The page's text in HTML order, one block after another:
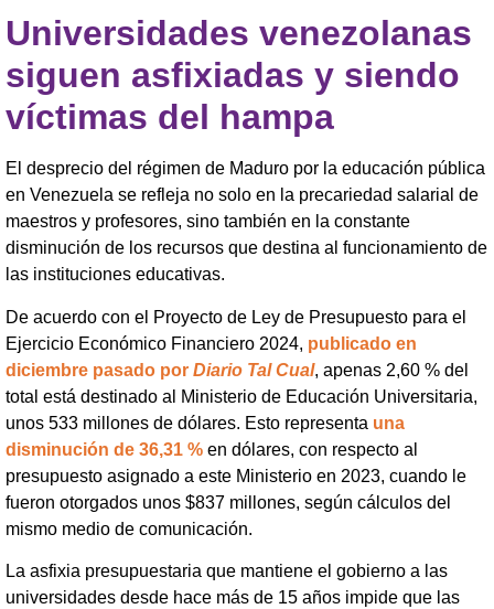
Universidades venezolanas
siguen asfixiadas y siendo
víctimas del hampa
El desprecio del régimen de Maduro por la educación pública
en Venezuela se refleja no solo en la precariedad salarial de
maestros y profesores, sino también en la constante
disminución de los recursos que destina al funcionamiento de
las instituciones educativas.
De acuerdo con el Proyecto de Ley de Presupuesto para el
Ejercicio Económico Financiero 2024, publicado en
diciembre pasado por Diario Tal Cual, apenas 2,60 % del
total está destinado al Ministerio de Educación Universitaria,
unos 533 millones de dólares. Esto representa una
disminución de 36,31 % en dólares, con respecto al
presupuesto asignado a este Ministerio en 2023, cuando le
fueron otorgados unos $837 millones, según cálculos del
mismo medio de comunicación.
La asfixia presupuestaria que mantiene el gobierno a las
universidades desde hace más de 15 años impide que las